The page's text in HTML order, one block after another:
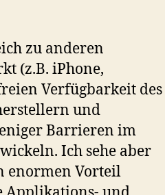
zu anderen
(z.B. iPhone,
Verfügbarkeit des
und
Barrieren im
Ich sehe aber
enormen Vorteil